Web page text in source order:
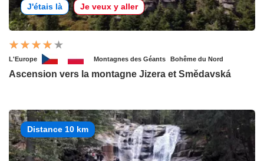
J'étais là Je veux y aller
L'Europe Montagnes des Géants Bohême du Nord
Ascension vers la montagne Jizera et Smědavská
Distance 10 km